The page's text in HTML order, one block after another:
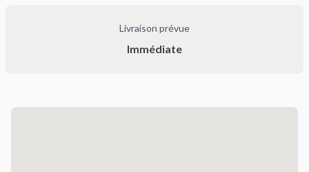
Livraison prévue
Immédiate